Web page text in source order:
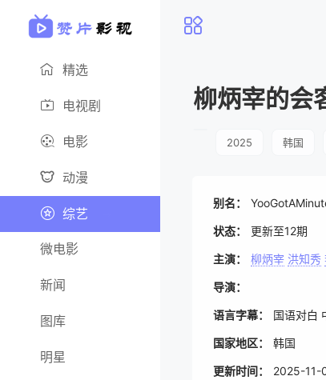
精选
电视剧
电影
动漫
综艺
微电影
新闻
图库
明星
柳炳宰的会
2025 韩国
别名：
状态： 更新至12期
主演： 柳炳宰 洪知秀
导演：
语言字幕： 国语对白
国家地区： 韩国
更新时间： 2025-11-